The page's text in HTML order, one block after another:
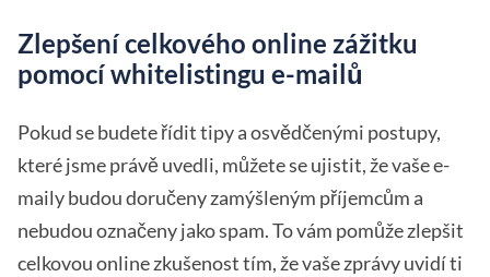
Zlepšení celkového online zážitku
pomocí whitelistingu e-mailů
Pokud se budete řídit tipy a osvědčenými postupy,
které jsme právě uvedli, můžete se ujistit, že vaše e-
maily budou doručeny zamýšleným příjemcům a
nebudou označeny jako spam. To vám pomůže zlepšit
celkovou online zkušenost tím, že vaše zprávy uvidí ti